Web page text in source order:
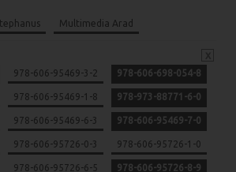
Multimedia Arad
978-606-95469-3-2 978-606-698-054-8
978-606-95469-1-8 978-973-88771-6-0
978-606-95469-6-3 978-606-95469-7-0
978-606-95726-0-3 978-606-95726-1-0
978-606-95726-6-5 978-606-95726-8-9